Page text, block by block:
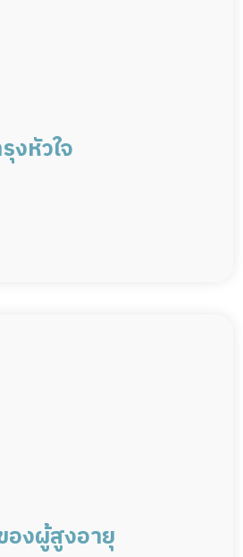
งหัวใจ
องผู้สูงอายุ